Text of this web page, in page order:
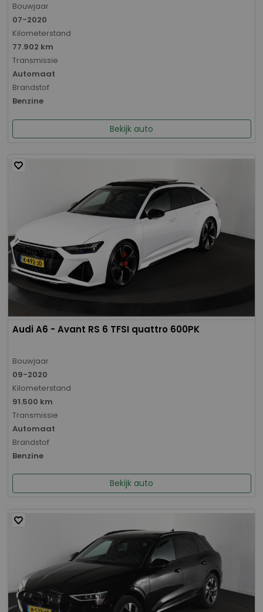
Bouwjaar
07-2020
Kilometerstand
77.902 km
Transmissie
Automaat
Brandstof
Benzine
Bekijk auto
Audi A6 - Avant RS 6 TFSI quattro 600PK
Bouwjaar
09-2020
Kilometerstand
91.500 km
Transmissie
Automaat
Brandstof
Benzine
Bekijk auto